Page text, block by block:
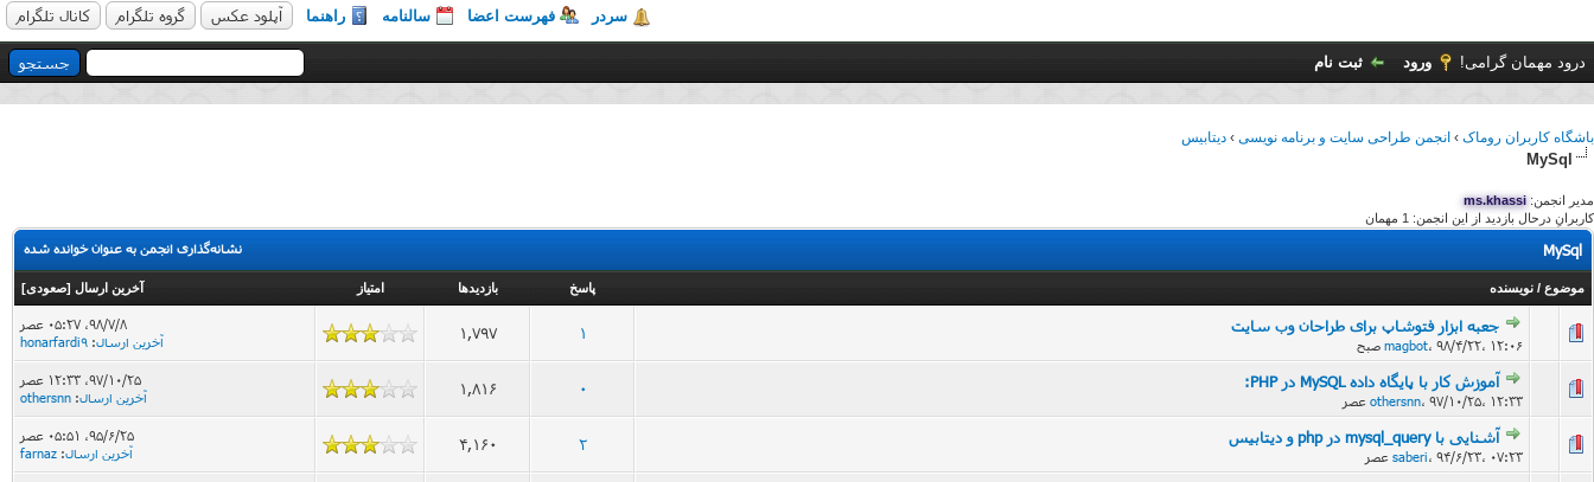
سردر فهرست اعضا سالنامه راهنما آپلود عکس گروه تلگرام کانال تلگرام
درود مهمان گرامی! ورود ثبت نام
باشگاه کاربران روماک › انجمن طراحی سایت و برنامه نویسی › دیتابیس
MySql
مدیر انجمن: ms.khassi
کاربرانِ درحال بازدید از این انجمن: 1 مهمان
نشانه‌گذاری انجمن به عنوان خوانده شده MySql
موضوع / نویسنده پاسخ بازدید‌ها امتیاز آخرین ارسال [صعودی]
جعبه ابزار فتوشاپ برای طراحان وب سایت
magbot، ۹۸/۴/۲۲، ۱۲:۰۶ صبح
1
1,797
۹۸/۷/۸، ۰۵:۲۷ عصر
آخرین ارسال:
honarfardi9
آموزش کار با پایگاه داده MySQL در PHP:
othersnn، ۹۷/۱۰/۲۵، ۱۲:۳۳ عصر
0
1,816
۹۷/۱۰/۲۵، ۱۲:۳۳ عصر
آخرین ارسال:
othersnn
آشنایی با mysql_query در php و دیتابیس
saberi، ۹۴/۶/۲۳، ۰۷:۲۳ عصر
2
4,160
۹۵/۶/۲۵، ۰۵:۵۱ عصر
آخرین ارسال:
farnaz